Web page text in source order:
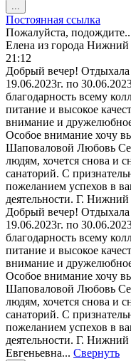
...
этот
метабокс
в
другое
состояние.
Постоянная ссылка
Пожалуйста,
Елена из города Нижний
21:12
Добрый вечер!
19.06.2023г. по
благодарность всему
питание и высокое
внимание и
Особое внимание хочу
Шаповаловой Любовь
людям, хочется снова и
санаторий. С
пожеланием успехов в
деятельности. Г.
Добрый вечер!
19.06.2023г. по
благодарность всему
питание и высокое
внимание и
Особое внимание хочу
Шаповаловой Любовь
людям, хочется снова и
санаторий. С
пожеланием успехов в
деятельности. Г.
Евгеньевна... Свернуть